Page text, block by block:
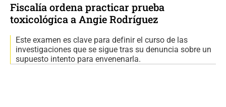
Fiscalía ordena practicar prueba
toxicológica a Angie Rodríguez
Este examen es clave para definir el curso de las
investigaciones que se sigue tras su denuncia sobre un
supuesto intento para envenenarla.